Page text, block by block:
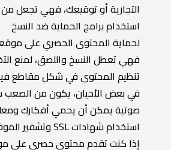
التجارية أو توقيعك، فهي تجعل
استخدام برامج الحماية ضد النسخ
لحماية المحتوى الحصري على
فهي تعطل النسخ واللصق، لمنع
تنظيم المحتوى في شكل مقاطع
في بعض الأحيان، يكون من الصعب
صوتية يمكن أن يحمي أفكارك
استخدام شهادات SSL وتشفير الموقع